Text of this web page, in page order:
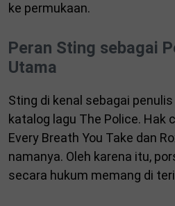
ke permukaan.
Peran Sting sebagai
Utama
Sting di kenal sebagai
katalog lagu The Police. Hak
Every Breath You Take dan
namanya. Oleh karena itu,
secara hukum memang di